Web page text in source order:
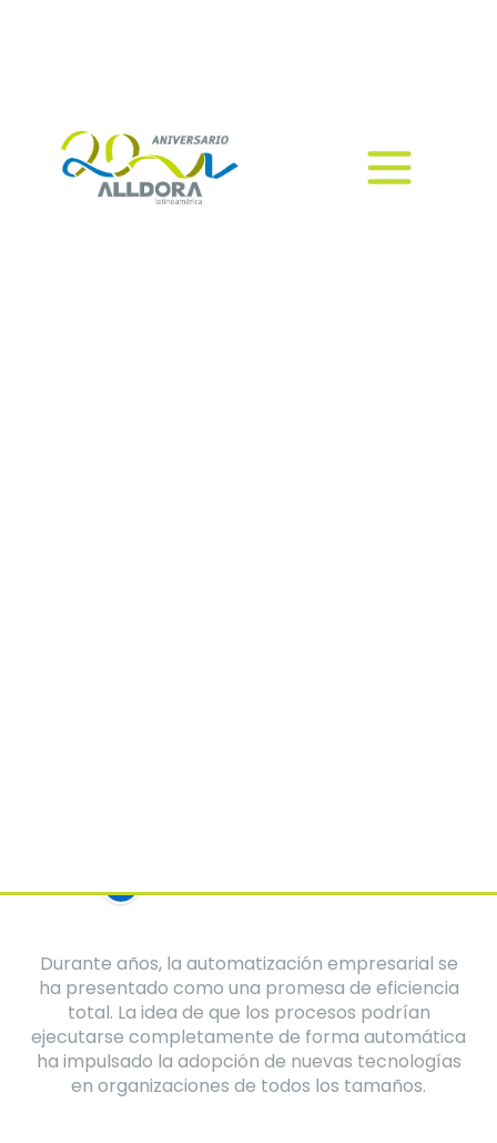
organizaciones.
Durante años, la automatización empresarial se
ha presentado como una promesa de eficiencia
total. La idea de que los procesos podrían
ejecutarse completamente de forma automática
ha impulsado la adopción de nuevas tecnologías
en organizaciones de todos los tamaños.